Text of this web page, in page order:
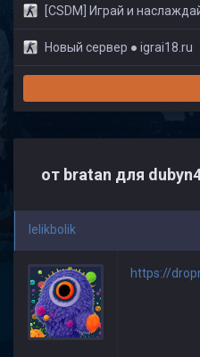
[CSDM] Играй и наслаждайся! ©
Новый сервер ● igrai18.ru
от bratan для
lelikbolik
https://